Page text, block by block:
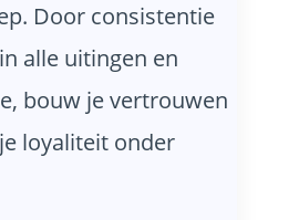
Door consistentie
alle uitingen en
bouw je vertrouwen
loyaliteit onder